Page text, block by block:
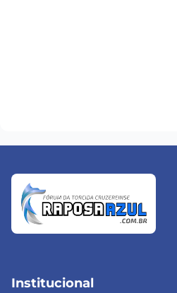
Institucional